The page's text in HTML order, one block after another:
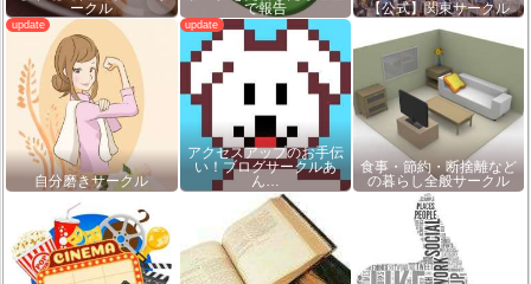
ークル
で報告
【公式】関東サークル
自分磨きサークル
アクセスアップのお手伝
い！ブログサークルあ
ん…
食事・節約・断捨離など
の暮らし全般サークル